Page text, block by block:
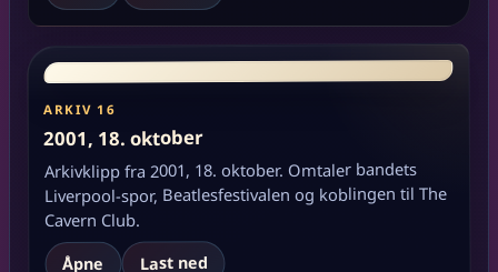
ARKIV 16
2001, 18. oktober
Arkivklipp fra 2001, 18. oktober. Omtaler bandets
Liverpool-spor, Beatlesfestivalen og koblingen til The
Cavern Club.
Åpne Last ned